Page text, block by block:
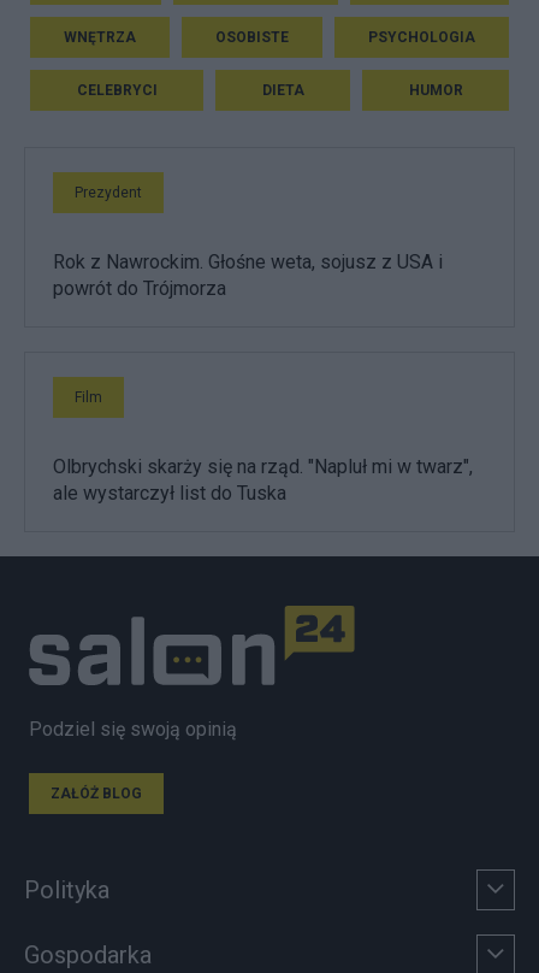
WNĘTRZA OSOBISTE PSYCHOLOGIA
CELEBRYCI DIETA HUMOR
Prezydent
Rok z Nawrockim. Głośne weta, sojusz z USA i
powrót do Trójmorza
Film
Olbrychski skarży się na rząd. "Napluł mi w twarz",
ale wystarczył list do Tuska
Podziel się swoją opinią
ZAŁÓŻ BLOG
Polityka
Gospodarka